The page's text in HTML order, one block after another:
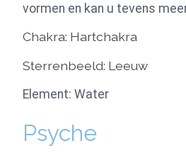
vormen en kan u tevens
Chakra: Hartchakra
Sterrenbeeld: Leeuw
Element: Water
Psyche